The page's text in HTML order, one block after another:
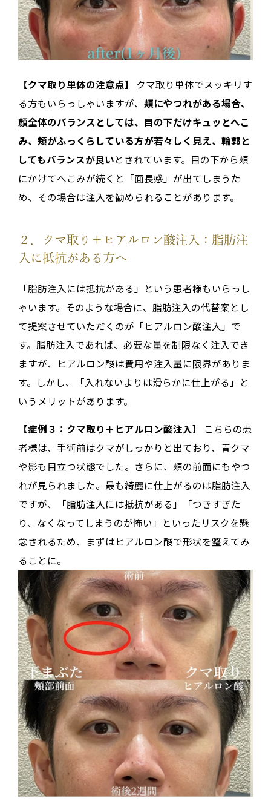
【クマ取り単体の注意点】
クマ取り単体でスッキリす
る方もいらっしゃいますが、 頬にやつれがある場合、
顔全体のバランスとしては、目の下だけキュッとへこ
み、頬がふっくらしている方が若々しく見え、輪郭と
してもバランスが良いとされています。目の下から頬
にかけてへこみが続くと「面長感」が出てしまうた
め、その場合は注入を勧められることがあります。
２．クマ取り＋ヒアルロン酸注入：脂肪注
入に抵抗がある方へ
「脂肪注入には抵抗がある」という患者様もいらっし
ゃいます。そのような場合に、脂肪注入の代替案とし
て提案させていただくのが「ヒアルロン酸注入」で
す。脂肪注入であれば、必要な量を制限なく注入でき
ますが、ヒアルロン酸は費用や注入量に限界がありま
す。しかし、「入れないよりは滑らかに仕上がる」と
いうメリットがあります。
【症例３：クマ取り＋ヒアルロン酸注入】
こちらの患
者様は、手術前はクマがしっかりと出ており、青クマ
や影も目立つ状態でした。さらに、頬の前面にもやつ
れが見られました。最も綺麗に仕上がるのは脂肪注入
ですが、「脂肪注入には抵抗がある」「つきすぎた
り、なくなってしまうのが怖い」といったリスクを懸
念されるため、まずはヒアルロン酸で形状を整えてみ
ることに。